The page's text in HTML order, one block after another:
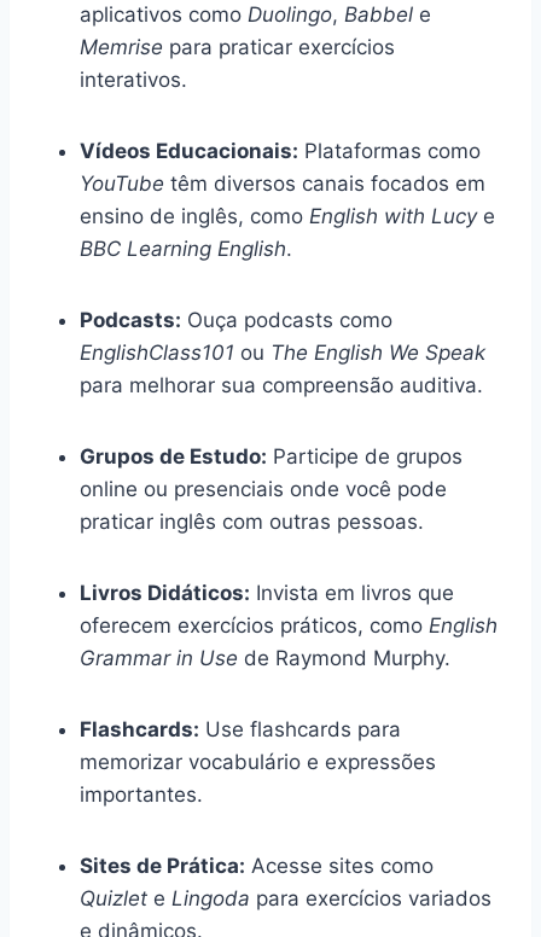
aplicativos como Duolingo, Babbel e
Memrise para praticar exercícios
interativos.
Vídeos Educacionais: Plataformas como
YouTube têm diversos canais focados em
ensino de inglês, como English with Lucye
BBC Learning English.
Podcasts: Ouça podcasts como
EnglishClass101 ou The English We Speak
para melhorar sua compreensão auditiva.
Grupos de Estudo: Participe de grupos
online ou presenciais onde você pode
praticar inglês com outras pessoas.
Livros Didáticos: Invista em livros que
oferecem exercícios práticos, como English
Grammar in Use de Raymond Murphy.
Flashcards: Use flashcards para
memorizar vocabulário e expressões
importantes.
Sites de Prática: Acesse sites como
Quizlet e Lingoda para exercícios variados
e dinâmicos.